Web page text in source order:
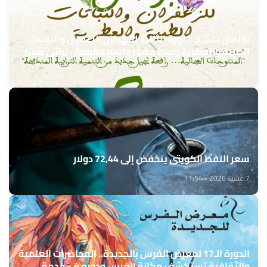
بولمان تفتتح الدورة الثانية لمهرجان الزعفران والنباتات
الطبية والعطرية وسط حضور واسع وكرنفال تراثي مميز
سعر النفط الكويتي ينخفض إلى 72,44 دولار
7 غشت 2026 - 11:54
الدورة الـ17 لمعرض الفرس بالجديدة.. المحاضرات العلمية